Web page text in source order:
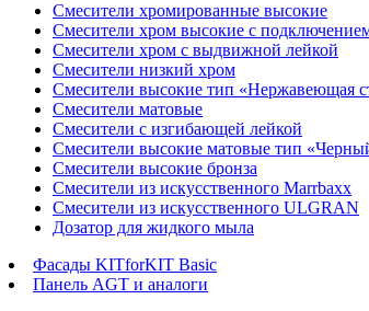
Смесители хромированные высокие
Смесители хром высокие с
Смесители хром с выдвижной лейкой
Смесители низкий хром
Смесители высокие тип «Нержавеющая
Смесители матовые
Смесители с изгибающей лейкой
Смесители высокие матовые тип
Смесители высокие бронза
Смесители из искусственного Marrbaxx
Смесители из искусственного ULGRAN
Дозатор для жидкого мыла
Фасады KITforKIT Basic
Панель AGT и аналоги